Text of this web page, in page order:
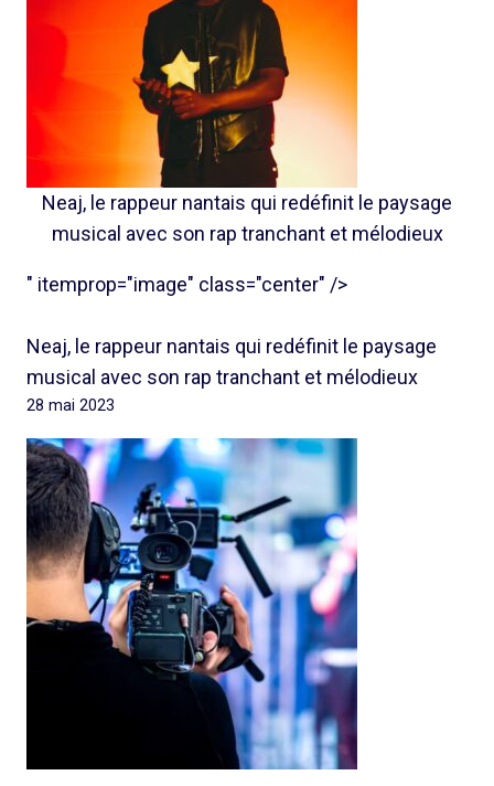
Neaj, le rappeur nantais qui redéfinit le paysage
musical avec son rap tranchant et mélodieux
" itemprop="image" class="center" />
Neaj, le rappeur nantais qui redéfinit le paysage
musical avec son rap tranchant et mélodieux
28 mai 2023